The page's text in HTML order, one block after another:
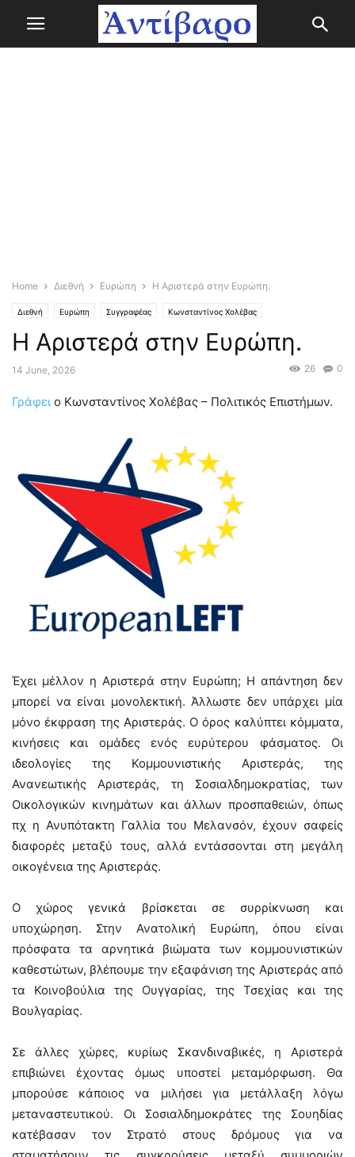
Home Διεθνή Ευρώπη Η Αριστερά στην Ευρώπη.
Διεθνή Ευρώπη Συγγραφέας Κωνσταντίνος Χολέβας
Η Αριστερά στην Ευρώπη.
14 June, 2026 0
26
Γράφει ο Κωνσταντίνος Χολέβας – Πολιτικός Επιστήμων.
Έχει μέλλον η Αριστερά στην Ευρώπη; Η απάντηση δεν
μπορεί να είναι μονολεκτική. Άλλωστε δεν υπάρχει μία
μόνο έκφραση της Αριστεράς. Ο όρος καλύπτει κόμματα,
κινήσεις και ομάδες ενός ευρύτερου φάσματος. Οι
ιδεολογίες της Κομμουνιστικής Αριστεράς, της
Ανανεωτικής Αριστεράς, τη Σοσιαλδημοκρατίας, των
Οικολογικών κινημάτων και άλλων προσπαθειών, όπως
πχ η Ανυπότακτη Γαλλία του Μελανσόν, έχουν σαφείς
διαφορές μεταξύ τους, αλλά εντάσσονται στη μεγάλη
οικογένεια της Αριστεράς.
Ο χώρος γενικά βρίσκεται σε συρρίκνωση και
υποχώρηση. Στην Ανατολική Ευρώπη, όπου είναι
πρόσφατα τα αρνητικά βιώματα των κομμουνιστικών
καθεστώτων, βλέπουμε την εξαφάνιση της Αριστεράς από
τα Κοινοβούλια της Ουγγαρίας, της Τσεχίας και της
Βουλγαρίας.
Σε άλλες χώρες, κυρίως Σκανδιναβικές, η Αριστερά
επιβιώνει έχοντας όμως υποστεί μεταμόρφωση. Θα
μπορούσε κάποιος να μιλήσει για μετάλλαξη λόγω
μεταναστευτικού. Οι Σοσιαλδημοκράτες της Σουηδίας
κατέβασαν τον Στρατό στους δρόμους για να